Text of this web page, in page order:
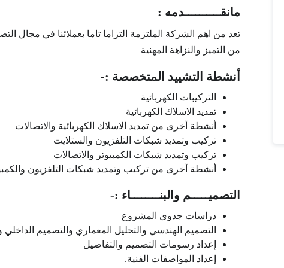
مانقــــــــــدمه :
تعد من اهم الشركة الملتزمة التزاما تاما بعملائنا في مجال
من التميز والنزاهة المهنية
أنشطة التشييد المتخصصة :-
التركيبات الكهربائية
تمديد الاسلاك الكهربائية
أنشطة أخرى من تمديد الاسلاك الكهربائية والاتصالات
تركيب وتمديد شبكات التلفزيون والستلايت
تركيب وتمديد شبكات الكمبيوتر والاتصالات
أنشطة أخرى من تركيب وتمديد شبكات التلفزيون
التصميـــــم والبنــــــــاء :-
دراسات جدوى المشروع
التصميم الهندسي والتحليل المعماري والتصميم الداخلي
إعداد رسومات التصميم والتفاصيل
إعداد المواصفات الفنية.